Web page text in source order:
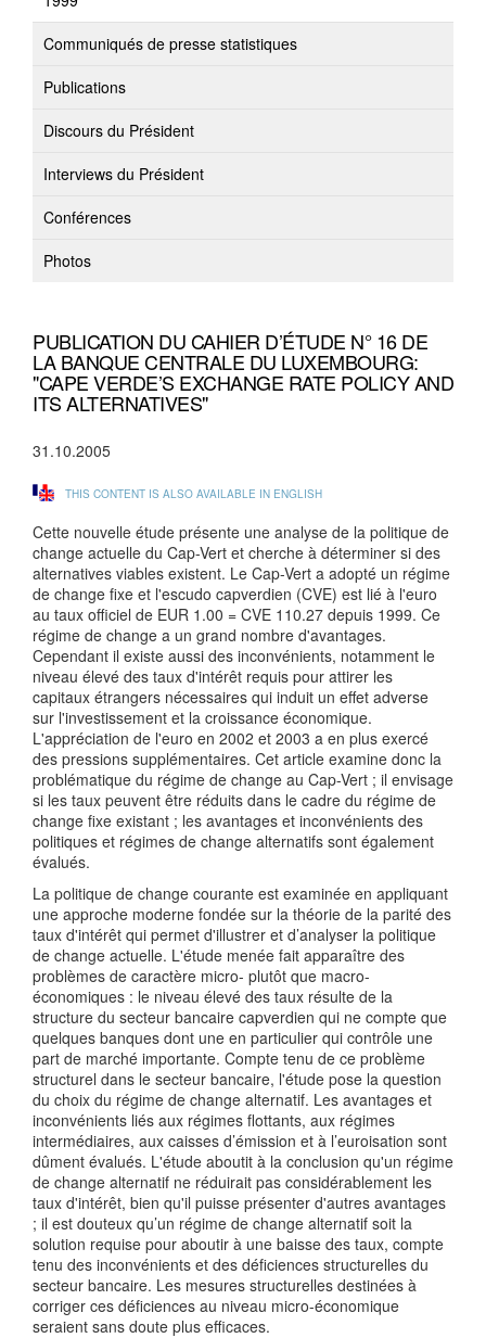
Communiqués de presse statistiques
Publications
Discours du Président
Interviews du Président
Conférences
Photos
PUBLICATION DU CAHIER D’ÉTUDE N° 16 DE
LA BANQUE CENTRALE DU LUXEMBOURG:
"CAPE VERDE’S EXCHANGE RATE POLICY AND
ITS ALTERNATIVES"
31.10.2005
THIS CONTENT IS ALSO AVAILABLE IN ENGLISH
Cette nouvelle étude présente une analyse de la politique de
change actuelle du Cap-Vert et cherche à déterminer si des
alternatives viables existent. Le Cap-Vert a adopté un régime
de change fixe et l'escudo capverdien (CVE) est lié à l'euro
au taux officiel de EUR 1.00 = CVE 110.27 depuis 1999. Ce
régime de change a un grand nombre d'avantages.
Cependant il existe aussi des inconvénients, notamment le
niveau élevé des taux d'intérêt requis pour attirer les
capitaux étrangers nécessaires qui induit un effet adverse
sur l'investissement et la croissance économique.
L'appréciation de l'euro en 2002 et 2003 a en plus exercé
des pressions supplémentaires. Cet article examine donc la
problématique du régime de change au Cap-Vert ; il envisage
si les taux peuvent être réduits dans le cadre du régime de
change fixe existant ; les avantages et inconvénients des
politiques et régimes de change alternatifs sont également
évalués.
La politique de change courante est examinée en appliquant
une approche moderne fondée sur la théorie de la parité des
taux d'intérêt qui permet d'illustrer et d’analyser la politique
de change actuelle. L'étude menée fait apparaître des
problèmes de caractère micro- plutôt que macro-
économiques : le niveau élevé des taux résulte de la
structure du secteur bancaire capverdien qui ne compte que
quelques banques dont une en particulier qui contrôle une
part de marché importante. Compte tenu de ce problème
structurel dans le secteur bancaire, l'étude pose la question
du choix du régime de change alternatif. Les avantages et
inconvénients liés aux régimes flottants, aux régimes
intermédiaires, aux caisses d’émission et à l’euroisation sont
dûment évalués. L'étude aboutit à la conclusion qu'un régime
de change alternatif ne réduirait pas considérablement les
taux d'intérêt, bien qu'il puisse présenter d'autres avantages
; il est douteux qu’un régime de change alternatif soit la
solution requise pour aboutir à une baisse des taux, compte
tenu des inconvénients et des déficiences structurelles du
secteur bancaire. Les mesures structurelles destinées à
corriger ces déficiences au niveau micro-économique
seraient sans doute plus efficaces.